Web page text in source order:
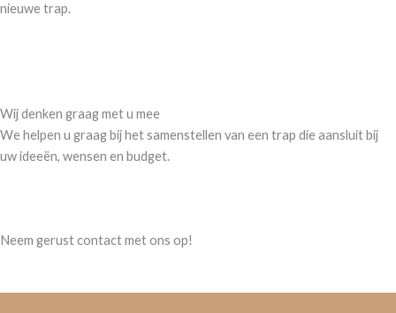
nieuwe trap.
Wij denken graag met u mee
We helpen u graag bij het samenstellen van een trap die aansluit bij
uw ideeën, wensen en budget.
Neem gerust contact met ons op!